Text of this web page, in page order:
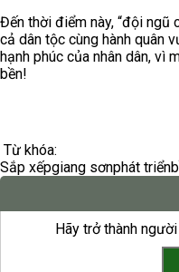
Đến thời điểm này, “đội ngũ
cả dân tộc cùng hành quân
hạnh phúc của nhân dân, vì
bền!
Từ khóa:
Sắp xếpgiang sơnphát triển
Hãy trở thành